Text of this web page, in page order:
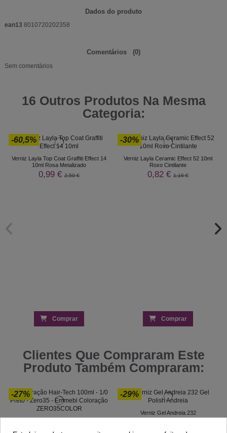
Dados do produto
ean13 8010720202358
Comentários (0)
Sem comentários
16 Outros Produtos Na Mesma
Categoria:
-60,5%
Verniz Layla Top Coat Graffiti Effect 14
10ml Rosa Metalizado
0,99 € 2,50 €
Comprar
-30%
Verniz Layla Ceramic Effect 52 10ml
Roxo Cintilante
0,82 € 1,16 €
Comprar
Clientes Que Compraram Este
Produto Também Compraram:
-27% -29%
Verniz Gel Andreia 232